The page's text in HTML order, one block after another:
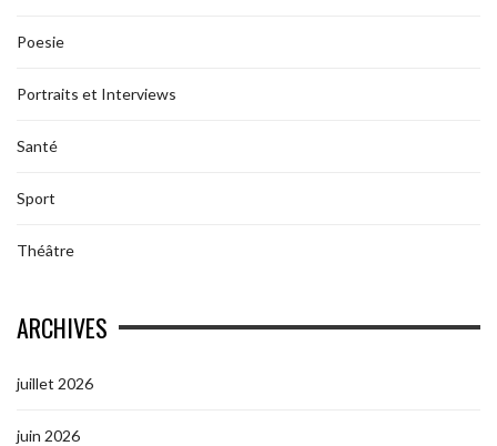
Poesie
Portraits et Interviews
Santé
Sport
Théâtre
ARCHIVES
juillet 2026
juin 2026